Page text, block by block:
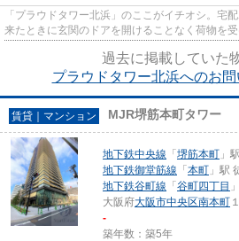
「プラウドタワー北浜」のここがイチオシ。宅
来たときに玄関のドアを開けることなく荷物を
過去に掲載していた
プラウドタワー北浜へのお
賃貸｜マンション MJR堺筋本町タワー
地下鉄中央線 「 堺筋本町 」
地下鉄御堂筋線 「 本町 」駅
地下鉄谷町線 「 谷町四丁目
大阪府大阪市中央区南本町
-
築年数：築5年